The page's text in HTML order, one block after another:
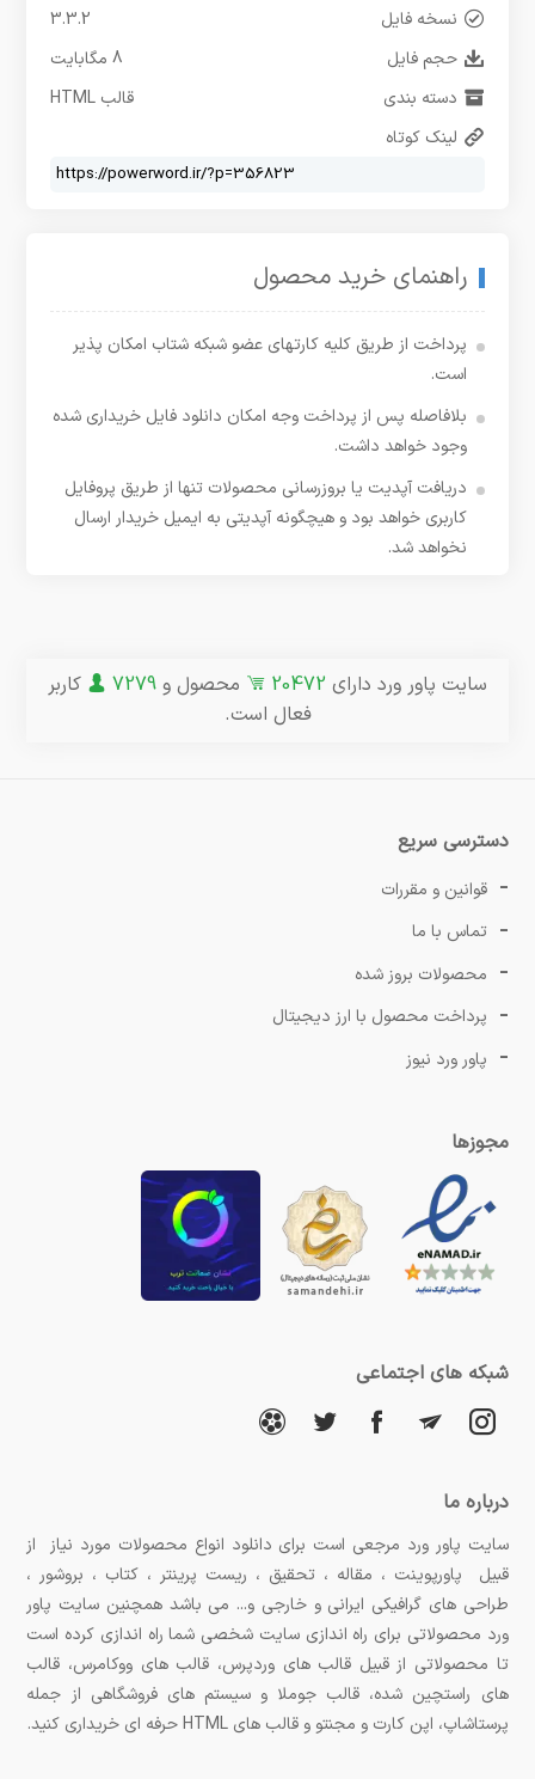
نسخه فایل
3.3.2
حجم فایل
8 مگابایت
دسته بندی
قالب HTML
لینک کوتاه
راهنمای خرید محصول
پرداخت از طریق کلیه کارتهای عضو شبکه شتاب امکان پذیر
است.
بلافاصله پس از پرداخت وجه امکان دانلود فایل خریداری شده
وجود خواهد داشت.
دریافت آپدیت یا بروزرسانی محصولات تنها از طریق پروفایل
کاربری خواهد بود و هیچگونه آپدیتی به ایمیل خریدار ارسال
نخواهد شد.
سایت پاور ورد دارای 20472 محصول و 7279
کاربر
فعال است.
دسترسی سریع
قوانین و مقررات
تماس با ما
محصولات بروز شده
پرداخت محصول با ارز دیجیتال
پاور ورد نیوز
مجوزها
شبکه های اجتماعی
درباره ما
سایت پاور ورد مرجعی است برای دانلود انواع محصولات مورد نیاز از
قبیل پاورپوینت ، مقاله ، تحقیق ، ریست پرینتر ، کتاب ، بروشور ،
طراحی های گرافیکی ایرانی و خارجی و... می باشد همچنین سایت پاور
ورد محصولاتی برای راه اندازی سایت شخصی شما راه اندازی کرده است
تا محصولاتی از قبیل قالب های وردپرس، قالب های ووکامرس، قالب
های راستچین شده، قالب جوملا و سیستم های فروشگاهی از جمله
پرستاشاپ، اپن کارت و مجنتو و قالب های HTML حرفه ای خریداری کنید.